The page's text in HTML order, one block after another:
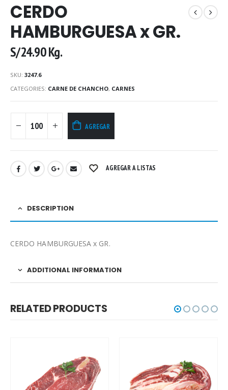
CERDO
HAMBURGUESA x GR.
S/24.90Kg.
SKU: 3247.6
CATEGORIES: CARNE DE CHANCHO, CARNES
AGREGAR
AGREGAR A LISTAS
DESCRIPTION
CERDO HAMBURGUESA x GR.
ADDITIONAL INFORMATION
RELATED PRODUCTS